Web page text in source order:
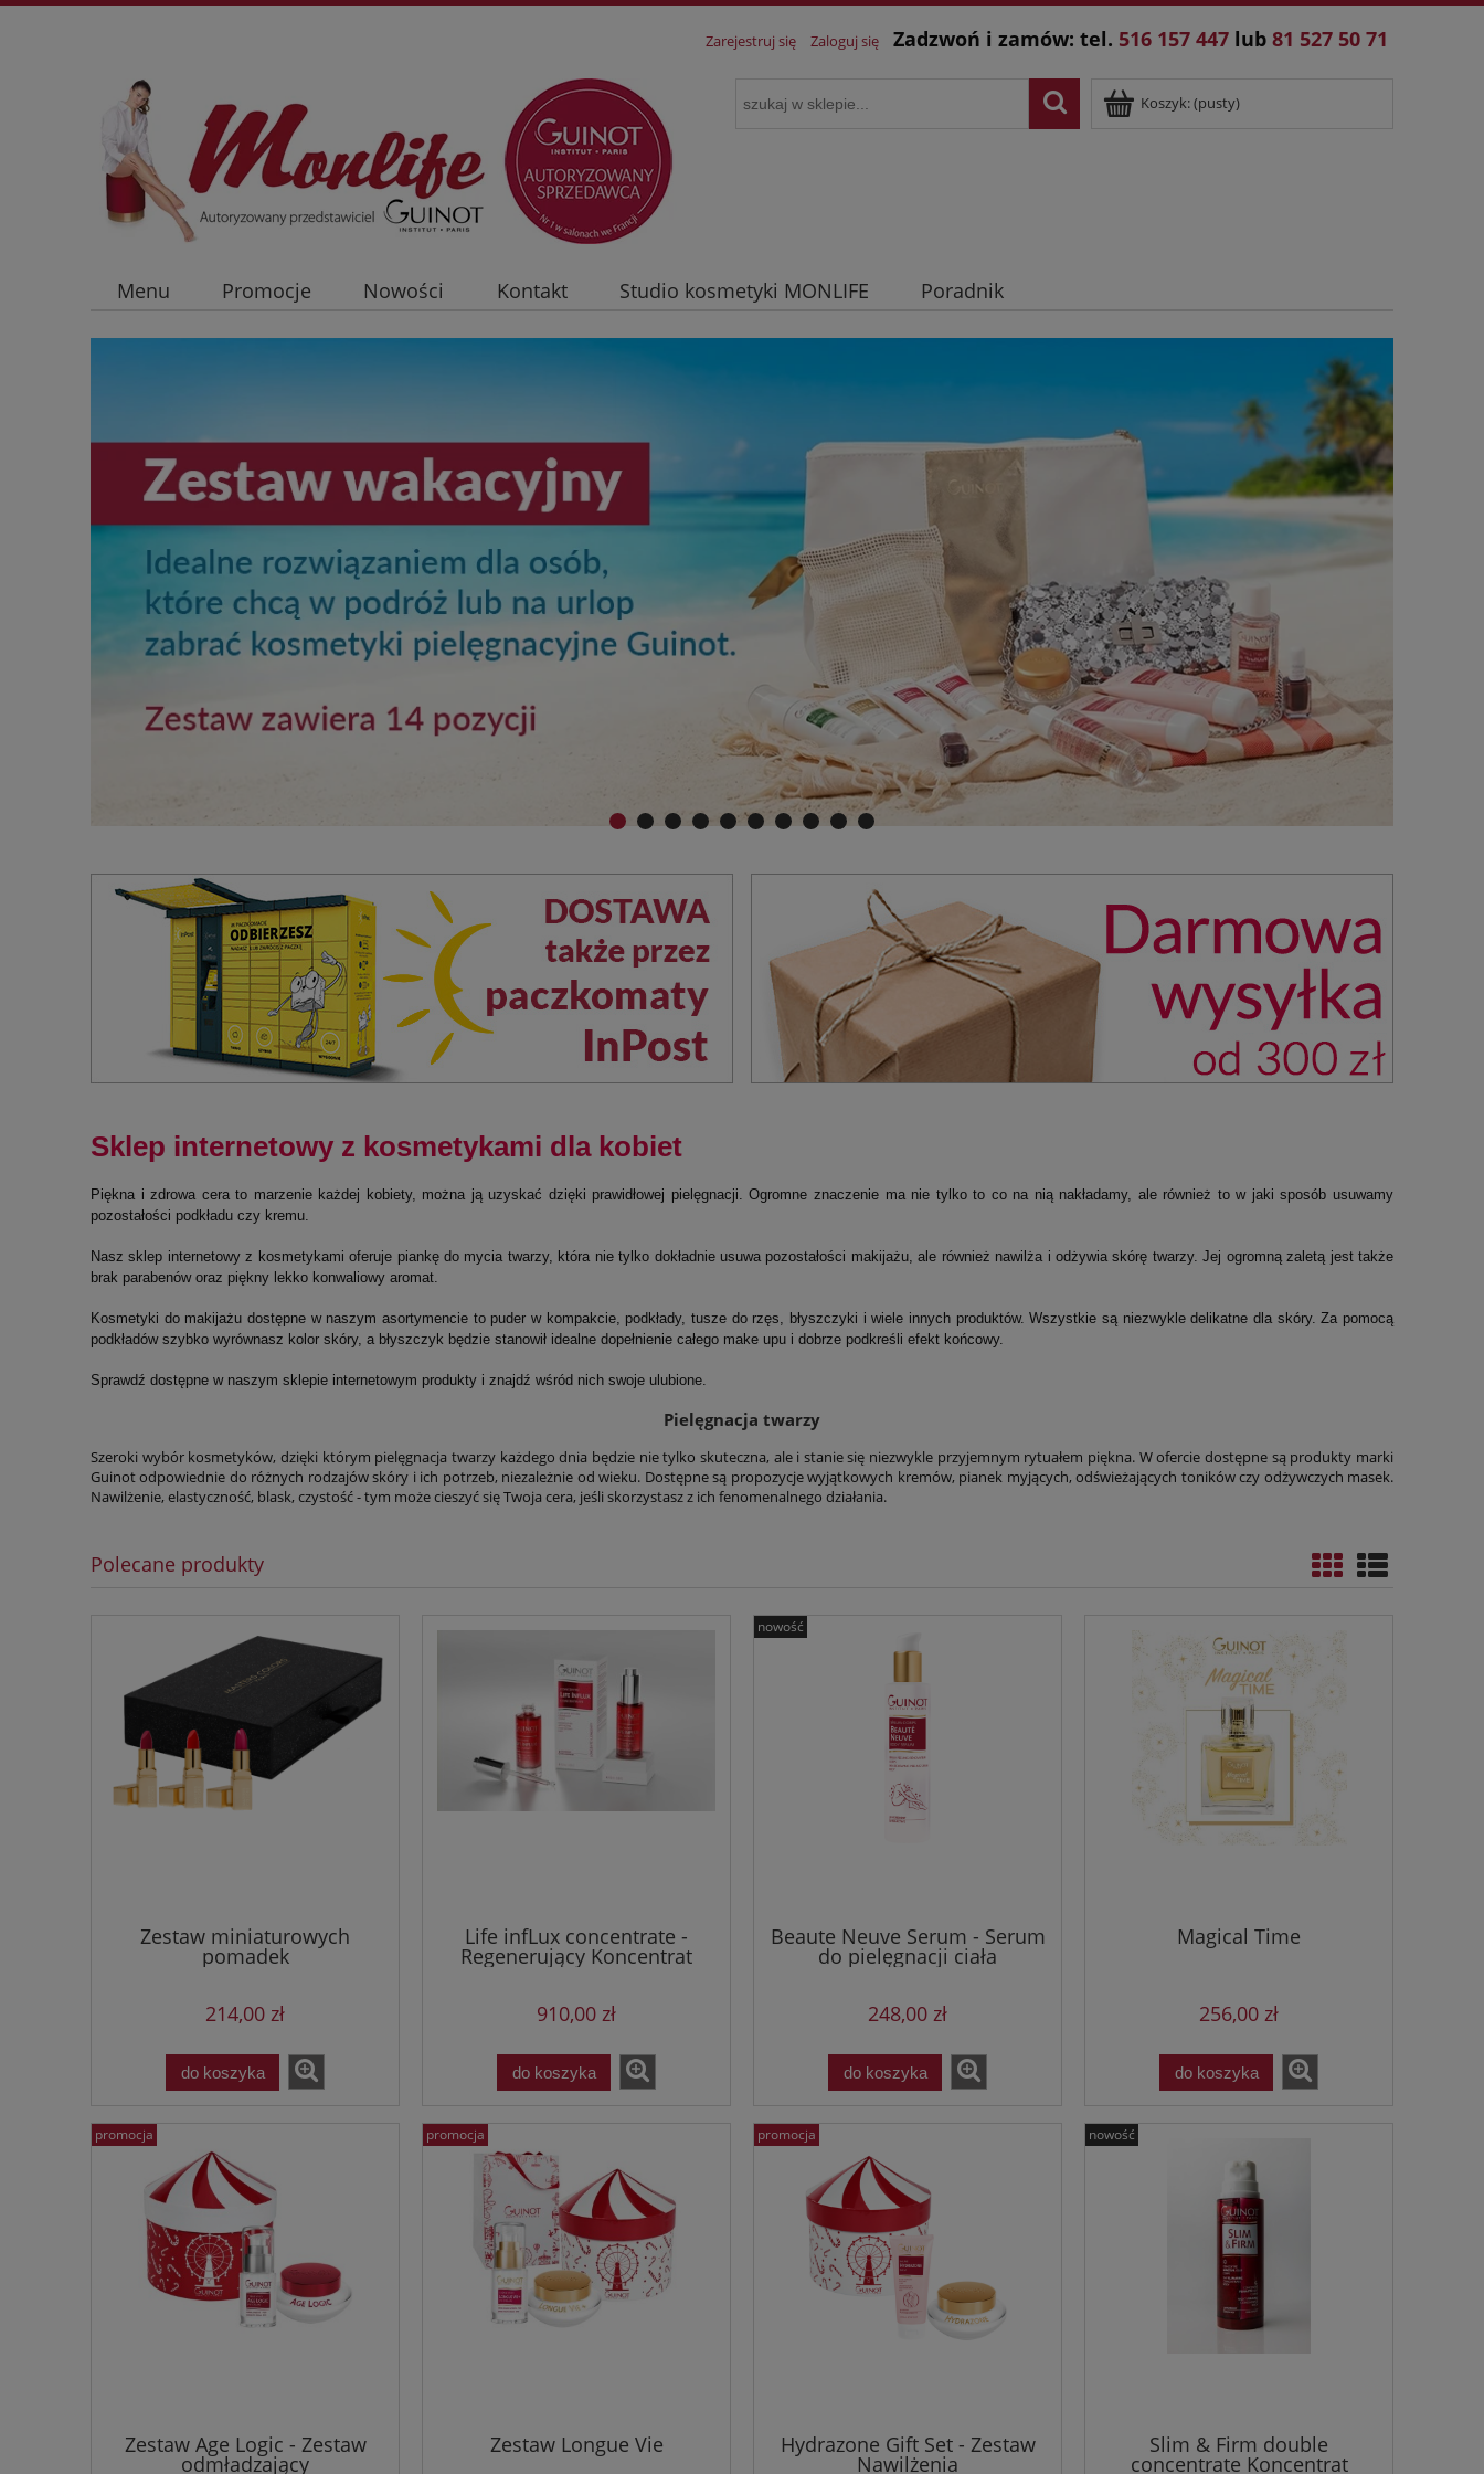
Zarejestruj się Zaloguj się Zadzwoń i zamów: tel. 516 157 447 lub 81 527 50 71
Koszyk:(pusty)
Menu Promocje Nowości Kontakt Studio kosmetyki MONLIFE Poradnik
Sklep internetowy z kosmetykami dla kobiet
Piękna i zdrowa cera to marzenie każdej kobiety, można ją uzyskać dzięki prawidłowej pielęgnacji. Ogromne znaczenie ma nie tylko to co na nią nakładamy, ale również to w jaki sposób usuwamy
pozostałości podkładu czy kremu.
Nasz sklep internetowy z kosmetykami oferuje piankę do mycia twarzy, która nie tylko dokładnie usuwa pozostałości makijażu, ale również nawilża i odżywia skórę twarzy. Jej ogromną zaletą jest także
brak parabenów oraz piękny lekko konwaliowy aromat.
Kosmetyki do makijażu dostępne w naszym asortymencie to puder w kompakcie, podkłady, tusze do rzęs, błyszczyki i wiele innych produktów. Wszystkie są niezwykle delikatne dla skóry. Za pomocą
podkładów szybko wyrównasz kolor skóry, a błyszczyk będzie stanowił idealne dopełnienie całego make upu i dobrze podkreśli efekt końcowy.
Sprawdź dostępne w naszym sklepie internetowym produkty i znajdź wśród nich swoje ulubione.
Pielęgnacja twarzy
Szeroki wybór kosmetyków, dzięki którym pielęgnacja twarzy każdego dnia będzie nie tylko skuteczna, ale i stanie się niezwykle przyjemnym rytuałem piękna. W ofercie dostępne są produkty marki
Guinot odpowiednie do różnych rodzajów skóry i ich potrzeb, niezależnie od wieku. Dostępne są propozycje wyjątkowych kremów, pianek myjących, odświeżających toników czy odżywczych masek.
Nawilżenie, elastyczność, blask, czystość - tym może cieszyć się Twoja cera, jeśli skorzystasz z ich fenomenalnego działania.
Polecane produkty
Zestaw miniaturowych
pomadek
214,00 zł
do koszyka
Life infLux concentrate -
Regenerujący Koncentrat
Anti-Ageing
910,00 zł
do koszyka
Beaute Neuve Serum - Serum
do pielęgnacji ciała
248,00 zł
do koszyka
nowość
Magical Time
256,00 zł
do koszyka
Zestaw Age Logic - Zestaw
odmładzający
promocja
Zestaw Longue Vie
promocja
Hydrazone Gift Set - Zestaw
Nawilżenia
promocja
Slim & Firm double
concentrate Koncentrat
nowość